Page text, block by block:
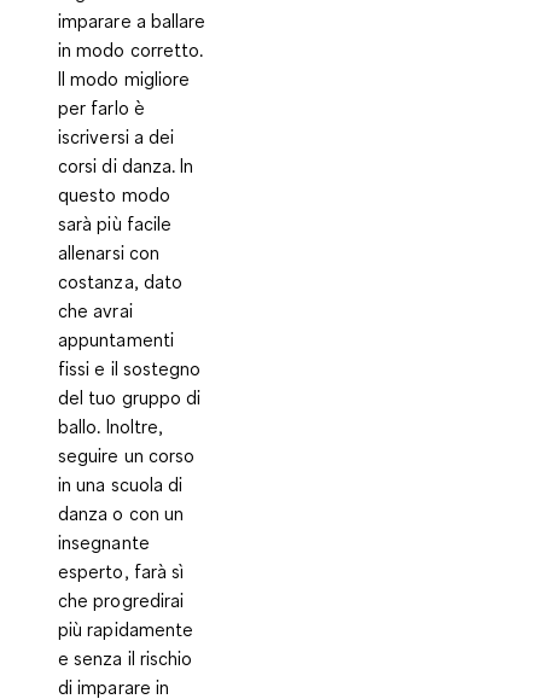
imparare a ballare
in modo corretto.
Il modo migliore
per farlo è
iscriversi a dei
corsi di danza. In
questo modo
sarà più facile
allenarsi con
costanza, dato
che avrai
appuntamenti
fissi e il sostegno
del tuo gruppo di
ballo. Inoltre,
seguire un corso
in una scuola di
danza o con un
insegnante
esperto, farà sì
che progredirai
più rapidamente
e senza il rischio
di imparare in